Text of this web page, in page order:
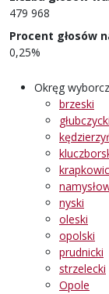
479 968
Procent głosów
0,25%
Okręg
brzeski
głubczycki
nyski
oleski
opolski
prudnicki
strzelecki
Opole